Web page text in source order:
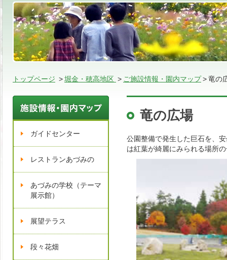
トップページ >堀金・穂高地区 > ご施設情報・園内マップ>竜の
竜の広場
公園整備で発生した巨石を、
は紅葉が綺麗にみられる場所
ガイドセンター
レストランあづみの
あづみの学校（テーマ
展示館）
展望テラス
段々花畑